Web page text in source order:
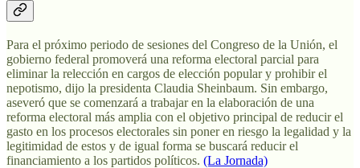
Para el próximo periodo de sesiones del Congreso de la Unión, el
gobierno federal promoverá una reforma electoral parcial para
eliminar la relección en cargos de elección popular y prohibir el
nepotismo, dijo la presidenta Claudia Sheinbaum. Sin embargo,
aseveró que se comenzará a trabajar en la elaboración de una
reforma electoral más amplia con el objetivo principal de reducir el
gasto en los procesos electorales sin poner en riesgo la legalidad y la
legitimidad de estos y de igual forma se buscará reducir el
financiamiento a los partidos políticos. (La Jornada)